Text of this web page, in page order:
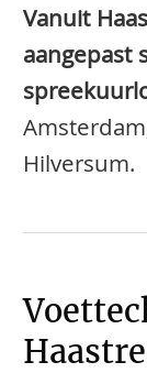
Vanuit
aangepast
Hilversum.